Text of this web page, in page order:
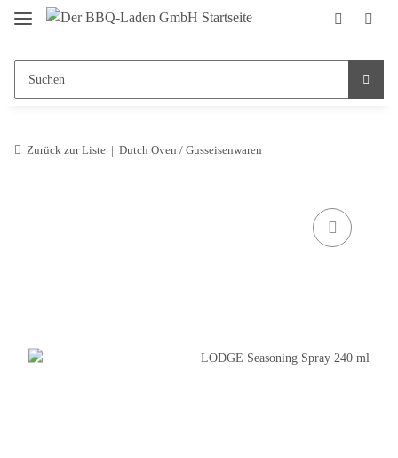
Zurück zur Liste Dutch Oven / Gusseisenwaren